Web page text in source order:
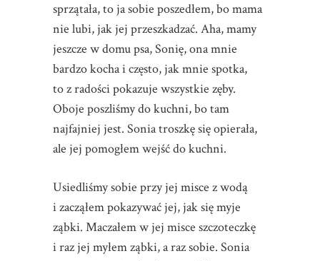
sprzątała, to ja sobie poszedłem, bo mama
nie lubi, jak jej przeszkadzać. Aha, mamy
jeszcze w domu psa, Sonię, ona mnie
bardzo kocha i często, jak mnie spotka,
to z radości pokazuje wszystkie zęby.
Oboje poszliśmy do kuchni, bo tam
najfajniej jest. Sonia troszkę się opierała,
ale jej pomogłem wejść do kuchni.
Usiedliśmy sobie przy jej misce z wodą
i zacząłem pokazywać jej, jak się myje
ząbki. Maczałem w jej misce szczoteczkę
i raz jej myłem ząbki, a raz sobie. Sonia